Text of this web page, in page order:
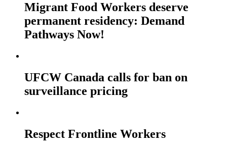
Migrant Food Workers deserve
permanent residency: Demand
Pathways Now!
UFCW Canada calls for ban on
surveillance pricing
Respect Frontline Workers